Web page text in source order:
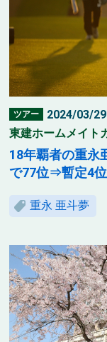
ツアー
2024/03/
東建ホームメイト
18年覇者の重永
で77位⇒暫定4
重永 亜斗夢